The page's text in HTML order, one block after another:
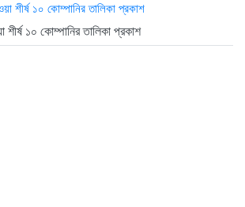
১০ কোম্পানির তালিকা প্রকাশ